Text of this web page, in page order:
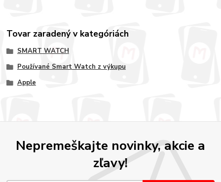
Tovar zaradený v kategóriách
SMART WATCH
Používané Smart Watch z výkupu
Apple
Nepremeškajte novinky, akcie a
zľavy!